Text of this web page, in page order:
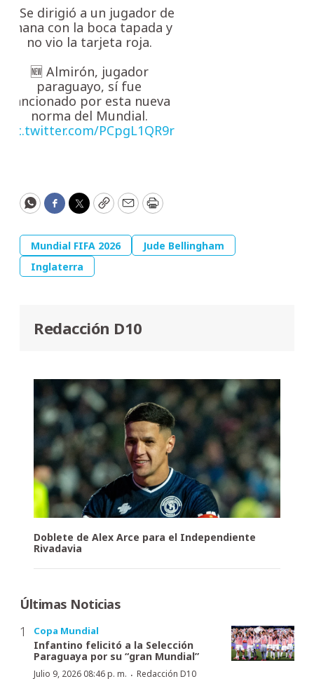
🟥 Se dirigió a un jugador de
Ghana con la boca tapada y
no vio la tarjeta roja.
🆕 Almirón, jugador
paraguayo, sí fue
sancionado por esta nueva
norma del Mundial.
pic.twitter.com/PCpgL1QR9r
WhatsApp
Facebook
Twitter
CopyEmailPrint
Mundial FIFA 2026
Jude Bellingham
Inglaterra
Redacción D10
Doblete de Alex Arce para el Independiente
Rivadavia
Últimas Noticias
Copa Mundial
Infantino felicitó a la Selección
Paraguaya por su “gran Mundial”
Julio 9, 2026 08:46 p. m. · Redacción D10